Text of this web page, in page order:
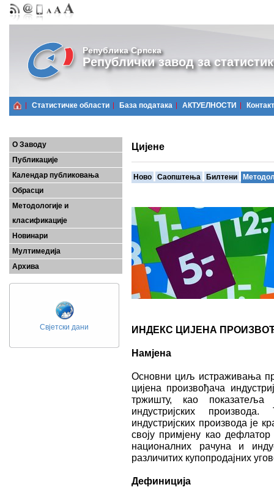
Република Српска
Републички завод за
Статистичке области Базa података АКТУЕЛНОСТИ Контакт
О Заводу
Публикације
Календар публиковања
Обрасци
Методологије и
класификације
Новинари
Мултимедија
Архива
Свјетски дани
Цијене
Ново Саопштења Билтени
ИНДЕКС ЦИЈЕНА
Намјена
Основни циљ истраживања
цијена произвођача
тржишту, као
индустријских
индустријских производа је
своју примјену као
националних рачуна и
различитих купопродајних
Дефиниција